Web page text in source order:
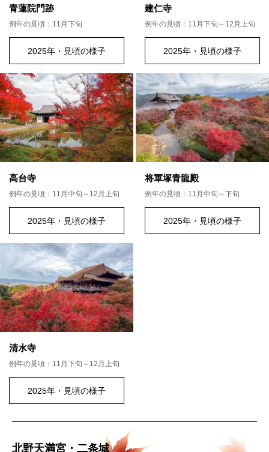
青蓮院門跡
例年の見頃：11月下旬
2025年・見頃の様子
建仁寺
例年の見頃：11月下旬～12月上旬
2025年・見頃の様子
高台寺
例年の見頃：11月中旬～12月上旬
2025年・見頃の様子
将軍塚青龍殿
例年の見頃：11月中旬～下旬
2025年・見頃の様子
清水寺
例年の見頃：11月下旬～12月上旬
2025年・見頃の様子
北野天満宮・二条城